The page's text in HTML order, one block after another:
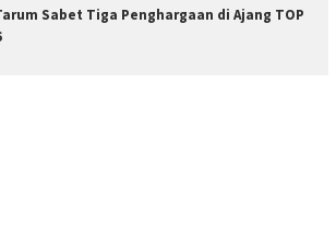
Sabet Tiga Penghargaan di Ajang TOP